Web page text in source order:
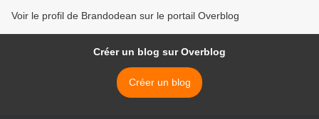
Voir le profil de Brandodean sur le portail Overblog
Créer un blog sur Overblog
Créer un blog